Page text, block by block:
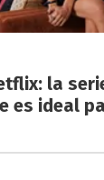
la
es ideal